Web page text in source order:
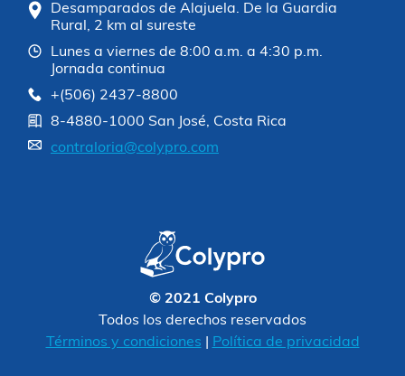
Desamparados de Alajuela. De la Guardia
Rural, 2 km al sureste
Lunes a viernes de 8:00 a.m. a 4:30 p.m.
Jornada continua
+(506) 2437-8800
8-4880-1000 San José, Costa Rica
contraloria@colypro.com
© 2021 Colypro
Todos los derechos reservados
Términos y condiciones
Política de privacidad